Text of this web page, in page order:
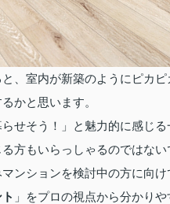
、室内が新築のようにピカピ
かと思います。
らせそう！」と魅力的に感じ
方もいらっしゃるのではない
ンションを検討中の方に向
」をプロの視点から分かりや